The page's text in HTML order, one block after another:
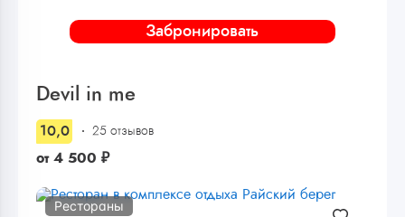
Забронировать
Devil in me
10,0 25 отзывов
от 4 500 ₽
Рестораны